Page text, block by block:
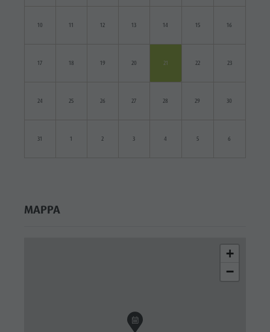
10 11 12 13 14 15 16
17 18 19 20 21 22 23
24 25 26 27 28 29 30
31 1 2 3 4 5 6
MAPPA
+
−